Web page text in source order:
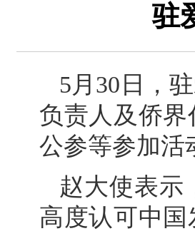
驻
5月30日，
负责人及侨
公参等参加活
赵大使表示
高度认可中